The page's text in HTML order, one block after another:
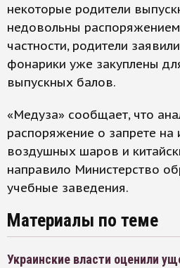
некоторые родители
недовольны
частности, родители
фонарики уже закуплены
выпускных балов.
«Медуза» сообщает, что
распоряжение о запрете на
воздушных шаров и
направило Министерство
учебные заведения.
Материалы по теме
Украинские власти оценили